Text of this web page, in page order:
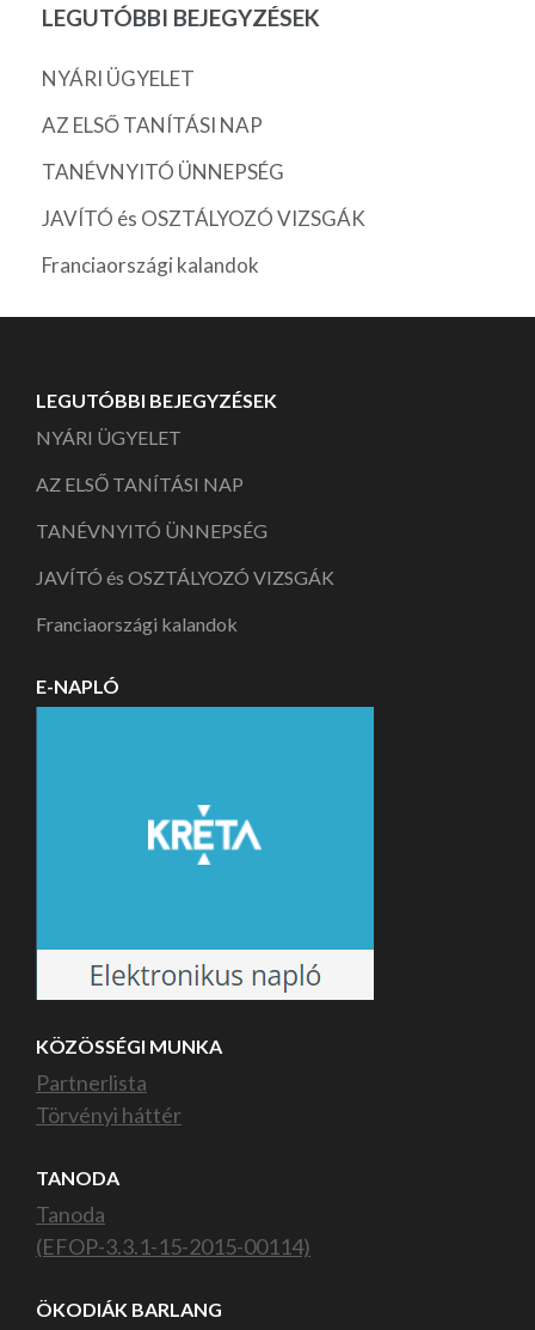
LEGUTÓBBI BEJEGYZÉSEK
NYÁRI ÜGYELET
AZ ELSŐ TANÍTÁSI NAP
TANÉVNYITÓ ÜNNEPSÉG
JAVÍTÓ és OSZTÁLYOZÓ VIZSGÁK
Franciaországi kalandok
LEGUTÓBBI BEJEGYZÉSEK
NYÁRI ÜGYELET
AZ ELSŐ TANÍTÁSI NAP
TANÉVNYITÓ ÜNNEPSÉG
JAVÍTÓ és OSZTÁLYOZÓ VIZSGÁK
Franciaországi kalandok
E-NAPLÓ
KÖZÖSSÉGI MUNKA
Partnerlista
Törvényi háttér
TANODA
Tanoda
(EFOP-3.3.1-15-2015-00114)
ÖKODIÁK BARLANG